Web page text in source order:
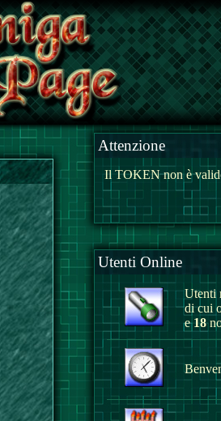
Attenzione
Il TOKEN non è
Utenti Online
Utenti
di cui
e18